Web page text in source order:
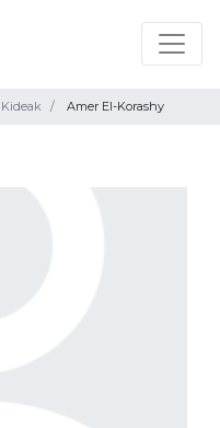
Amer El-Korashy